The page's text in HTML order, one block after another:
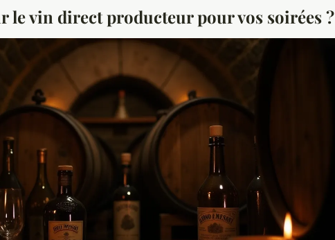
le vin direct producteur pour vos soirées ?